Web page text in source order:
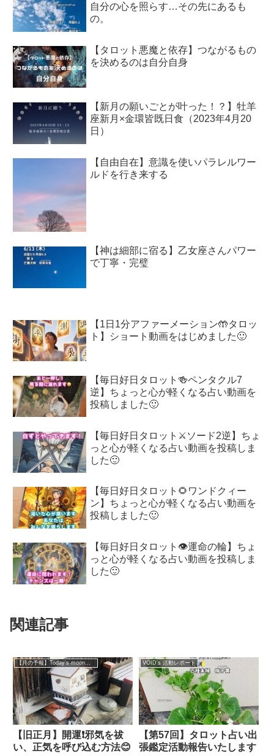
自分の心を照らす…その先にあるも
の。
【タロット悪魔と依存】つながるもの
を決めるのは自分自身
【新月の願いごとが叶った！？】牡羊
座新月×金環皆既日食（2023年4月20
日）
【自由自在】意識を使いパラレルワー
ルドを行き来する
【神は細部に宿る】乙女座さんパワー
で丁寧・完璧
【1日1分アファーメーション🤲タロッ
ト】ショート動画をはじめました🙂
【毎日好日タロット🍻ペンタクル7
逆】ちょっと心が軽くなる占い動画を
投稿しました🙂
【毎日好日タロット⚔️ソード2逆】ちょ
っと心が軽くなる占い動画を投稿しま
した🙂
【毎日好日タロット🌻ワンドクィー
ン】ちょっと心が軽くなる占い動画を
投稿しました🙂
【毎日好日タロット👁️運命の輪】ちょ
っと心が軽くなる占い動画を投稿しま
した🙂
関連記事
【月の予報】Today's moon（一日運）
【旧正月】開運❗️邪気を祓
い、正気を呼び込む方法😊
VOID's 活動レポート
【第57回】タロット占い出
張鑑定活動報告いたします